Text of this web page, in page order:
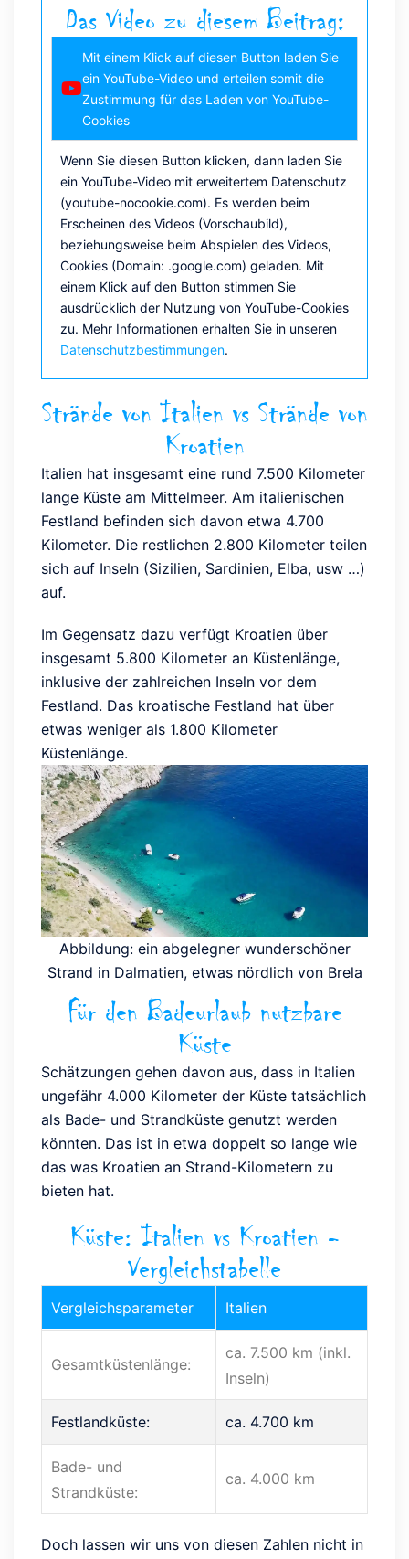
Das Video zu diesem Beitrag:
Mit einem Klick auf diesen Button laden Sie
ein YouTube-Video und erteilen somit die
Zustimmung für das Laden von YouTube-
Cookies
Wenn Sie diesen Button klicken, dann laden Sie
ein YouTube-Video mit erweitertem Datenschutz
(youtube-nocookie.com). Es werden beim
Erscheinen des Videos (Vorschaubild),
beziehungsweise beim Abspielen des Videos,
Cookies (Domain: .google.com) geladen. Mit
einem Klick auf den Button stimmen Sie
ausdrücklich der Nutzung von YouTube-Cookies
zu. Mehr Informationen erhalten Sie in unseren
Datenschutzbestimmungen.
Strände von Italien vs Strände von
Kroatien
Italien hat insgesamt eine rund 7.500 Kilometer
lange Küste am Mittelmeer. Am italienischen
Festland befinden sich davon etwa 4.700
Kilometer. Die restlichen 2.800 Kilometer teilen
sich auf Inseln (Sizilien, Sardinien, Elba, usw …)
auf.
Im Gegensatz dazu verfügt Kroatien über
insgesamt 5.800 Kilometer an Küstenlänge,
inklusive der zahlreichen Inseln vor dem
Festland. Das kroatische Festland hat über
etwas weniger als 1.800 Kilometer
Küstenlänge.
Abbildung: ein abgelegner wunderschöner
Strand in Dalmatien, etwas nördlich von Brela
Für den Badeurlaub nutzbare
Küste
Schätzungen gehen davon aus, dass in Italien
ungefähr 4.000 Kilometer der Küste tatsächlich
als Bade- und Strandküste genutzt werden
könnten. Das ist in etwa doppelt so lange wie
das was Kroatien an Strand-Kilometern zu
bieten hat.
Küste: Italien vs Kroatien -
Vergleichstabelle
Vergleichsparameter Italien
Gesamtküstenlänge:
ca. 7.500 km (inkl.
Inseln)
Festlandküste: ca. 4.700 km
Bade- und
Strandküste:
ca. 4.000 km
Doch lassen wir uns von diesen Zahlen nicht in